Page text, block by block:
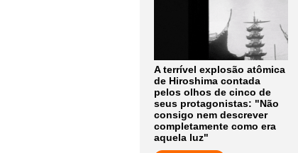
A terrível explosão atômica
de Hiroshima contada
pelos olhos de cinco de
seus protagonistas: "Não
consigo nem descrever
completamente como era
aquela luz"